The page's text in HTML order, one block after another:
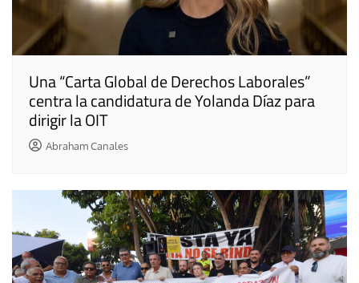
Una “Carta Global de Derechos Laborales”
centra la candidatura de Yolanda Díaz para
dirigir la OIT
Abraham Canales